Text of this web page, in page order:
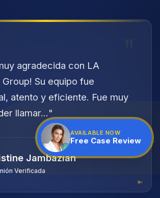
agradecida con LA
Su equipo fue
atento y eficiente. Fue muy
llamar..."
Jambazian
Verificada
AVAILABLE NOW
Free Case Review